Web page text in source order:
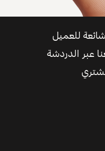
للعميل
عبر الدردشة